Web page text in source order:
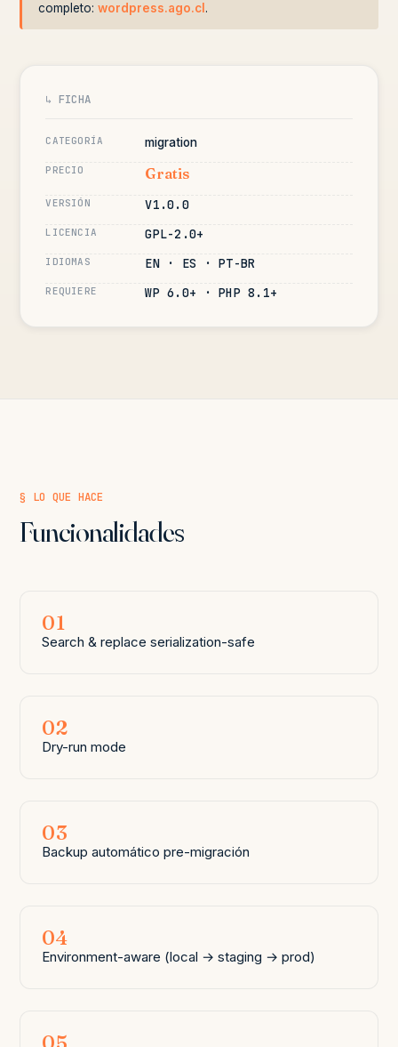
completo:wordpress.ago.cl .
↳ FICHA
CATEGORÍA migration
PRECIO Gratis
VERSIÓN V1.0.0
LICENCIA GPL-2.0+
IDIOMAS EN · ES · PT-BR
REQUIERE WP 6.0+ · PHP 8.1+
§ LO QUE HACE
Funcionalidades
01
Search & replace serialization-safe
02
Dry-run mode
03
Backup automático pre-migración
04
Environment-aware (local → staging → prod)